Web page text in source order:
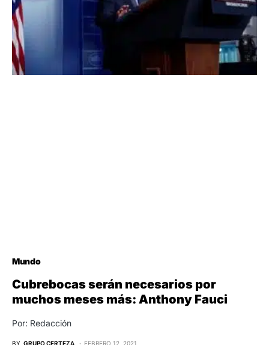
Mundo
Cubrebocas serán necesarios por
muchos meses más: Anthony Fauci
Por: Redacción
BY GRUPO CERTEZA FEBRERO 12, 2021